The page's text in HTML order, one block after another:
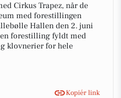
Cirkus Trapez, når de
med forestillingen
Hallen den 2. juni
forestilling fyldt med
klovnerier for hele
Kopiér link